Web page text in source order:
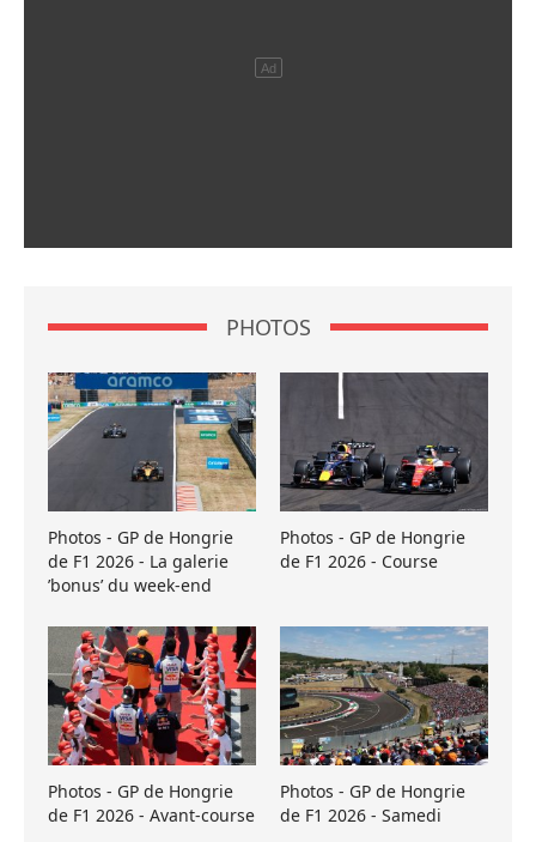
PHOTOS
Photos - GP de Hongrie
de F1 2026 - La galerie
’bonus’ du week-end
Photos - GP de Hongrie
de F1 2026 - Course
Photos - GP de Hongrie
de F1 2026 - Avant-course
Photos - GP de Hongrie
de F1 2026 - Samedi